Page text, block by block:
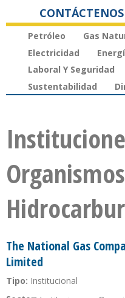
CONTÁCTENOS
Petróleo Gas
Electricidad
Laboral Y Seguridad
Sustentabilidad
The National Gas
Limited
Tipo: Institucional